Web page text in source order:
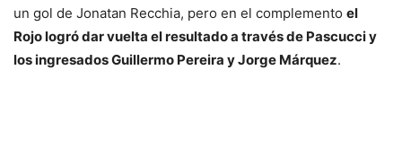
un gol de Jonatan Recchia, pero en el complemento el
Rojo logró dar vuelta el resultado a través de Pascucci y
los ingresados Guillermo Pereira y Jorge Márquez.